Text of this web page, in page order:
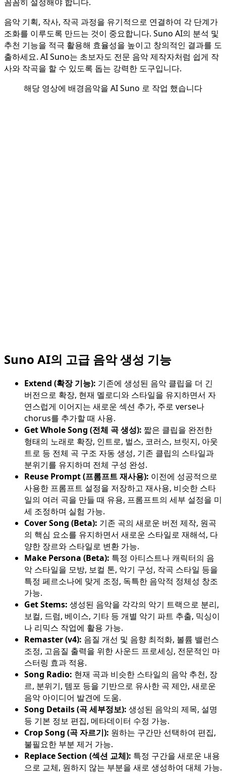
음악 기획, 작사, 작곡 과정을 유기적으로 연결하여 각 단계가
조화를 이루도록 만드는 것이 중요합니다. Suno AI의 분석 및
추천 기능을 적극 활용해 효율성을 높이고 창의적인 결과를 도
출하세요. AI Suno는 초보자도 전문 음악 제작자처럼 쉽게 작
사와 작곡을 할 수 있도록 돕는 강력한 도구입니다.
해당 영상에 배경음악을 AI Suno 로 작업 했습니다
Suno AI의 고급 음악 생성 기능
Extend (확장 기능): 기존에 생성된 음악 클립을 더 긴
버전으로 확장, 현재 멜로디와 스타일을 유지하면서 자
연스럽게 이어지는 새로운 섹션 추가, 주로 verse나
chorus를 추가할 때 사용.
Get Whole Song (전체 곡 생성): 짧은 클립을 완전한
형태의 노래로 확장, 인트로, 벌스, 코러스, 브릿지, 아웃
트로 등 전체 곡 구조 자동 생성, 기존 클립의 스타일과
분위기를 유지하며 전체 구성 완성.
Reuse Prompt (프롬프트 재사용): 이전에 성공적으로
사용한 프롬프트 설정을 저장하고 재사용, 비슷한 스타
일의 여러 곡을 만들 때 유용, 프롬프트의 세부 설정을 미
세 조정하며 실험 가능.
Cover Song (Beta): 기존 곡의 새로운 버전 제작, 원곡
의 핵심 요소를 유지하면서 새로운 스타일로 재해석, 다
양한 장르와 스타일로 변환 가능.
Make Persona (Beta): 특정 아티스트나 캐릭터의 음
악 스타일을 모방, 보컬 톤, 악기 구성, 작곡 스타일 등을
특정 페르소나에 맞게 조정, 독특한 음악적 정체성 창조
가능.
Get Stems: 생성된 음악을 각각의 악기 트랙으로 분리,
보컬, 드럼, 베이스, 기타 등 개별 악기 파트 추출, 믹싱이
나 리믹스 작업에 활용 가능.
Remaster (v4): 음질 개선 및 음향 최적화, 볼륨 밸런스
조정, 고음질 출력을 위한 사운드 프로세싱, 전문적인 마
스터링 효과 적용.
Song Radio: 현재 곡과 비슷한 스타일의 음악 추천, 장
르, 분위기, 템포 등을 기반으로 유사한 곡 제안, 새로운
음악 아이디어 발견에 도움.
Song Details (곡 세부정보): 생성된 음악의 제목, 설명
등 기본 정보 편집, 메타데이터 수정 가능.
Crop Song (곡 자르기): 원하는 구간만 선택하여 편집,
불필요한 부분 제거 가능.
Replace Section (섹션 교체): 특정 구간을 새로운 내용
으로 교체, 원하지 않는 부분을 새로 생성하여 대체 가능.